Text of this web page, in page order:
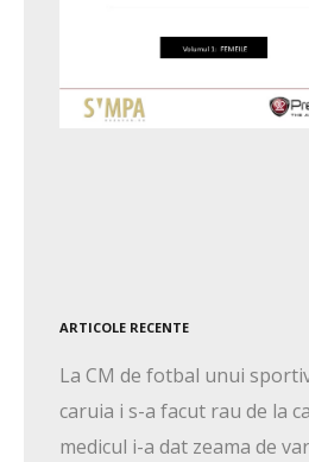
ARTICOLE RECENTE
La CM de fotbal unui
caruia i s-a facut rau de la
medicul i-a dat zeama de